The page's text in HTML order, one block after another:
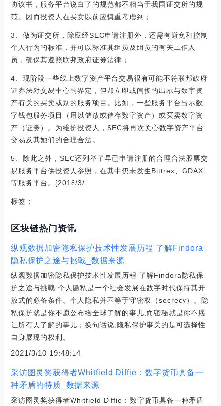
协议书，服务平台说白了的规范都不相当于我国证交所的规
范。因而投资人在买卖以前应慎重考虑到；
3、做为证交所，除应经SEC申请注册外，还需有避免和控制
个人行为的标准，并可以标准其组员及组员的有关工作人
员，确保其遵照联邦政府证券法律；
4、现阶段一些线上数字资产平台交易很有可能不符联邦政府
证券法对交易中心的界定，但却立即或间接的出示与数字资
产有关的买卖或别的服务项目。比如，一些服务平台出示数
字钱包服务项目（用以储放或储存数字资产）或买卖数字资
产（证劵）。为维护投资人，SEC将再次关心数字资产平台
交易及其她们的合理合法。
5、除此之外，SEC还列举了早已申请注册的合理合法股票交
易服务平台供投资人参照，在其中仍未发生Bittrex、GDAX
等服务平台。[2018/3/
标签：
区块链热门资讯
纵观数据加密隐私保护技术性发展历程 了解Findora
隐私保护之途与挑戰_数据来源
纵观数据加密隐私保护技术性发展历程 了解Findora隐私保
护之途与挑戰 个人隐私是一个社会发展在数字时代保持其开
放式的必备条件。个人隐私并不等于守密权（secrecy）。隐
私保护就是你不愿公布给全球了解的事儿,而密秘就是你不愿
让所有人了解的事儿；换句话说,隐私保护事关的是可选择性
自身展现的权利。
2021/3/10 19:48:14
采访图灵奖获得者Whitfield Diffie：数字货币具备一
种矛盾的特质_数据来源
采访图灵奖获得者Whitfield Diffie：数字货币具备一种矛盾